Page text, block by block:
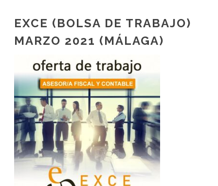
EXCE (BOLSA DE TRABAJO)
MARZO 2021 (MÁLAGA)